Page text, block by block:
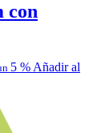
con
5 % Añadir al